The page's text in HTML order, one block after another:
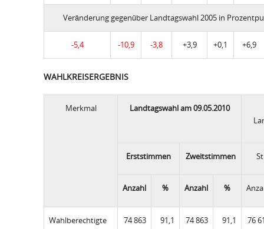
Veränderung gegenüber Landtagswahl 2005 in
-5,4 -10,9 -3,8 +3,9 +0,1 +6,9
WAHLKREISERGEBNIS
Merkmal
Landtagswahl am 09.05.2010
Erststimmen Zweitstimmen
Anzahl % Anzahl %
Wahlberechtigte
74 863 91,1 74 863 91,1 76